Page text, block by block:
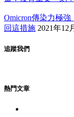
Omicron傳染力極
回這措施 2021年12
追蹤我們
熱門文章